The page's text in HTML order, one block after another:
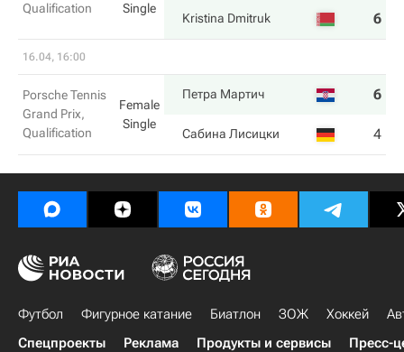
Qualification
Single
Kristina Dmitruk 6
16.04, 16:00
Porsche Tennis
Grand Prix,
Qualification
Female
Single
Петра Мартич 6
Сабина Лисицки 4
Футбол Фигурное катание Биатлон ЗОЖ Хоккей
Спецпроекты
Реклама Продукты и сервисы Пресс-